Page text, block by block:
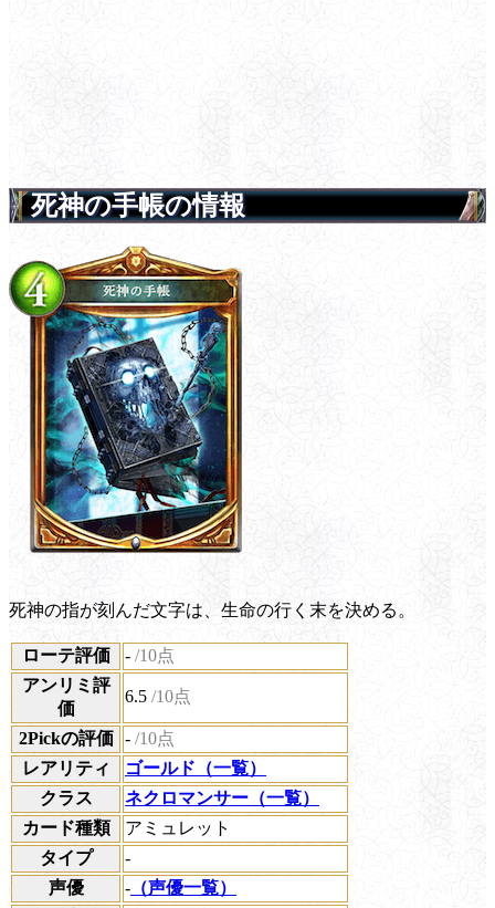
死神の手帳の情報
死神の指が刻んだ文字は、生命の行く末を決める。
ローテ評価 - /10点
アンリミ評
価
6.5 /10点
2Pickの評価 - /10点
レアリティ
ゴールド（一覧）
クラス
ネクロマンサー（一覧）
カード種類
アミュレット
タイプ
-
声優
- （声優一覧）